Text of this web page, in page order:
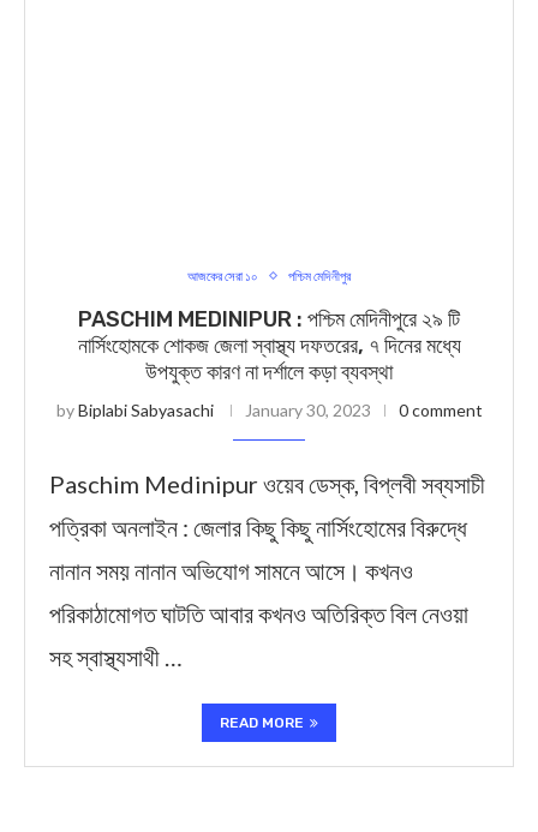
আজকের সেরা ১০ পশ্চিম মেদিনীপুর
PASCHIM MEDINIPUR : পশ্চিম মেদিনীপুরে ২৯ টি
নার্সিংহোমকে শোকজ জেলা স্বাস্থ্য দফতরের, ৭ দিনের মধ্যে
উপযুক্ত কারণ না দর্শালে কড়া ব্যবস্থা
byBiplabi Sabyasachi January 30, 2023 0 comment
Paschim Medinipur ওয়েব ডেস্ক, বিপ্লবী সব্যসাচী
পত্রিকা অনলাইন : জেলার কিছু কিছু নার্সিংহোমের বিরুদ্ধে
নানান সময় নানান অভিযোগ সামনে আসে। কখনও
পরিকাঠামোগত ঘাটতি আবার কখনও অতিরিক্ত বিল নেওয়া
সহ স্বাস্থ্যসাথী …
READ MORE